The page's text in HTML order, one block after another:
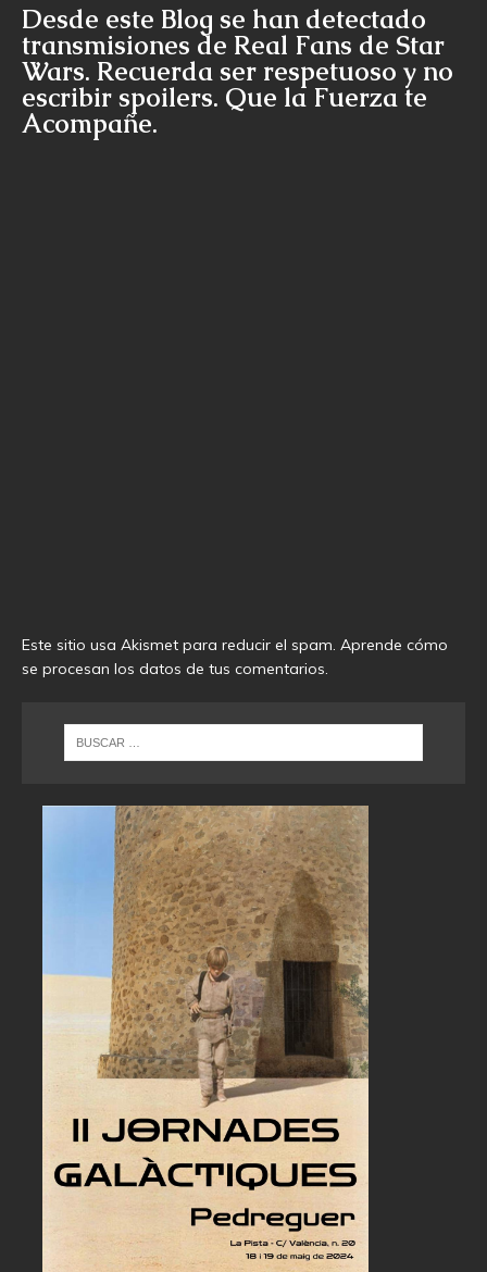
Desde este Blog se han detectado
transmisiones de Real Fans de Star
Wars. Recuerda ser respetuoso y no
escribir spoilers. Que la Fuerza te
Acompañe.
Este sitio usa Akismet para reducir el spam. Aprende cómo
se procesan los datos de tus comentarios.